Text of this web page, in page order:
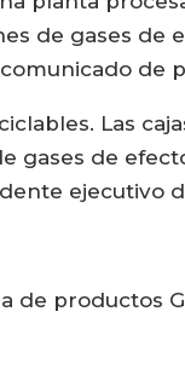
de gases de
de
Las
gases de
ejecutivo
de productos